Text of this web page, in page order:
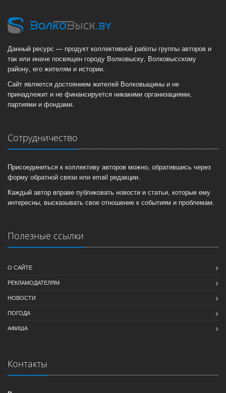
Данный ресурс — продукт коллективной работы группы авторов и
так или иначе посвящен городу Волковыску, Волковысскому
району, его жителям и истории.
Сайт является достоянием жителей Волковыщины и не
принадлежит и не финансируется никакими организациями,
партиями и фондами.
Сотрудничество
Присоединиться к коллективу авторов можно, обратившись через
форму обратной связи или email редакции.
Каждый автор вправе публиковать новости и статьи, которые ему
интересны, высказывать свое отношение к событиям и проблемам.
Полезные ссылки
О САЙТЕ
РЕКЛАМОДАТЕЛЯМ
НОВОСТИ
ПОГОДА
АФИША
Контакты